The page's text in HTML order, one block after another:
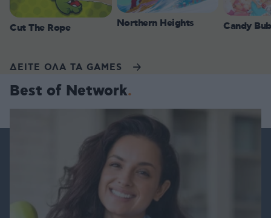
Cut The Rope Northern Heights Candy
ΔΕΙΤΕ ΟΛΑ ΤΑ GAMES
Best of Network